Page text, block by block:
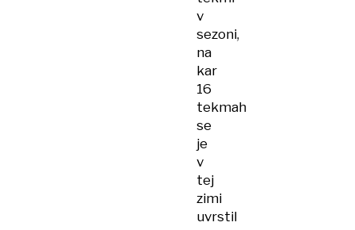
v
sezoni,
na
kar
16
tekmah
se
je
v
tej
zimi
uvrstil